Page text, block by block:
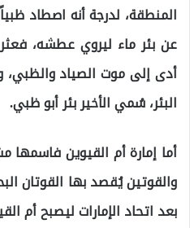
المنطقة، لدرجة أنه اصطاد
عن بئر ماء ليروي عطشه،
أدى إلى موت الصياد
البئر، سُمي الأخير بئر أبو ظبي.
أما إمارة أم القيوين
والقوتين يُقصد بها القوتان
بعد اتحاد الإمارات ليصبح أم